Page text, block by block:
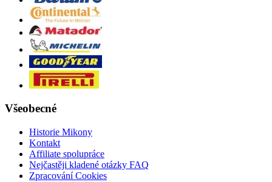
Všeobecné
Historie Mikony
Kontakt
Affiliate spolupráce
Nejčastěji kladené otázky FAQ
Zpracování Cookies